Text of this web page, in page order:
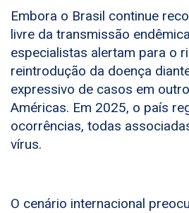
Embora o Brasil continue
livre da transmissão
especialistas alertam para o
reintrodução da doença
expressivo de casos em
Américas. Em 2025, o país
ocorrências, todas
vírus.
O cenário internacional